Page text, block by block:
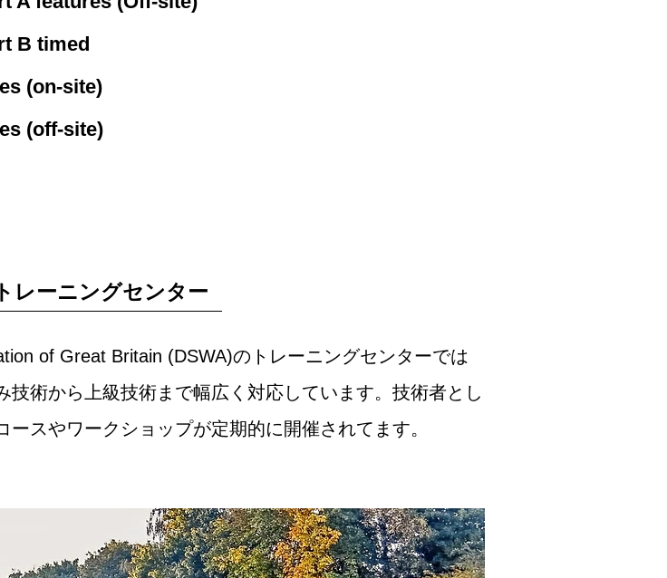
B timed
(on-site)
(off-site)
レーニングセンター
of Great Britain (DSWA)のトレーニングセンターでは
術から上級技術まで幅広く対応しています。技術者とし
スやワークショップが定期的に開催されてます。